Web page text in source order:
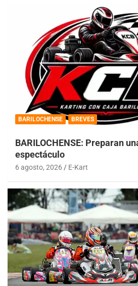
BARILOCHENSE BREVES
BARILOCHENSE: Preparan
espectáculo
6 agosto, 2026 E-Kart